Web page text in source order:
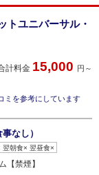
トユニバーサル・
計料金 15,000 円～
ミを参考にしています
なし）
翌朝食× 翌昼食×
【禁煙】